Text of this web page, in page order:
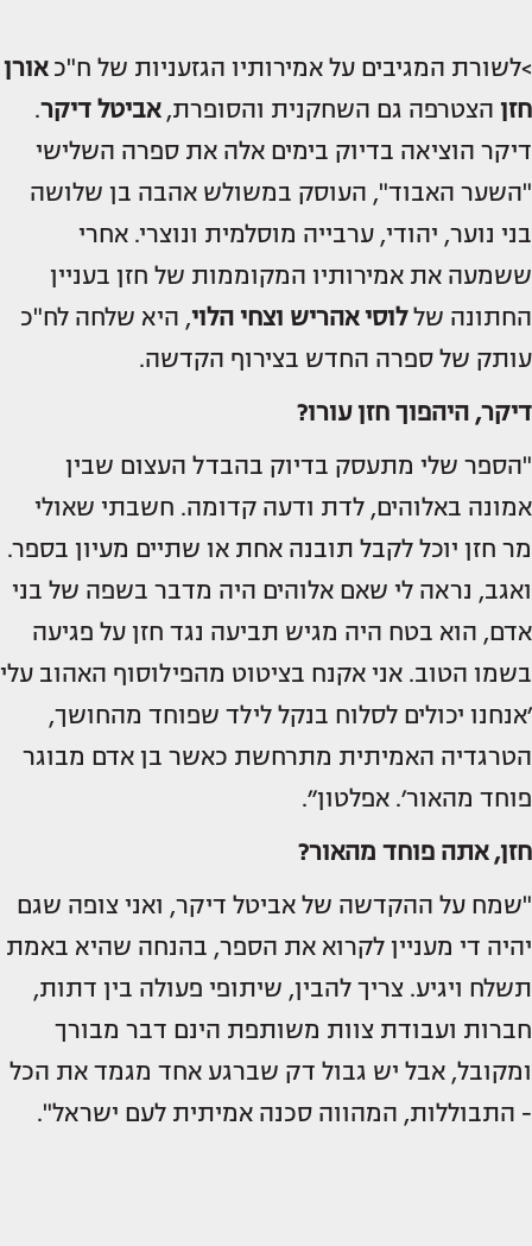
>לשורת המגיבים על אמירותיו הגזעניות של ח"כאורן
חזן הצטרפה גם השחקנית והסופרת,אביטל דיקר.
דיקר הוציאה בדיוק בימים אלה את ספרה השלישי
"השער האבוד", העוסק במשולש אהבה בן שלושה
בני נוער, יהודי, ערבייה מוסלמית ונוצרי. אחרי
ששמעה את אמירותיו המקוממות של חזן בעניין
החתונה שללוסי אהריש וצחי הלוי, היא שלחה לח"כ
עותק של ספרה החדש בצירוף הקדשה.
דיקר, היהפוך חזן עורו?
"הספר שלי מתעסק בדיוק בהבדל העצום שבין
אמונה באלוהים, לדת ודעה קדומה. חשבתי שאולי
מר חזן יוכל לקבל תובנה אחת או שתיים מעיון בספר.
ואגב, נראה לי שאם אלוהים היה מדבר בשפה של בני
אדם, הוא בטח היה מגיש תביעה נגד חזן על פגיעה
בשמו הטוב. אני אקנח בציטוט מהפילוסוף האהוב עלי
׳אנחנו יכולים לסלוח בנקל לילד שפוחד מהחושך,
הטרגדיה האמיתית מתרחשת כאשר בן אדם מבוגר
פוחד מהאור׳. אפלטון״.
חזן, אתה פוחד מהאור?
"שמח על ההקדשה של אביטל דיקר, ואני צופה שגם
יהיה די מעניין לקרוא את הספר, בהנחה שהיא באמת
תשלח ויגיע. צריך להבין, שיתופי פעולה בין דתות,
חברות ועבודת צוות משותפת הינם דבר מבורך
ומקובל, אבל יש גבול דק שברגע אחד מגמד את הכל
- התבוללות, המהווה סכנה אמיתית לעם ישראל".